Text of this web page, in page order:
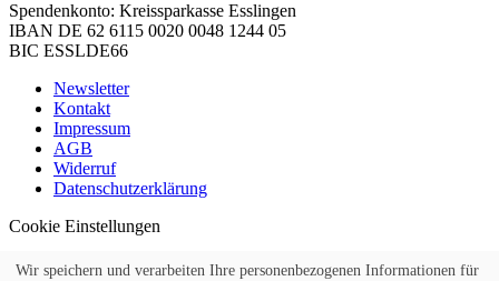
Spendenkonto: Kreissparkasse Esslingen
IBAN DE 62 6115 0020 0048 1244 05
BIC ESSLDE66
Newsletter
Kontakt
Impressum
AGB
Widerruf
Datenschutzerklärung
Cookie Einstellungen
Wir speichern und verarbeiten Ihre personenbezogenen Informationen für